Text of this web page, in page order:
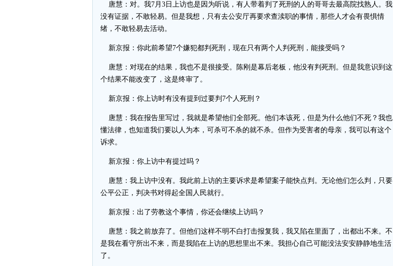
唐慧：对。我7月3日上访也是因为听说，有人带着判了死刑的人的哥哥去最高院找熟人。我
没有证据，不敢轻易。但是我想，只有去公安厅再要求查渎职的事情，那些人才会有畏惧情
绪，不敢轻易去活动。
新京报：你此前希望7个嫌犯都判死刑，现在只有两个人判死刑，能接受吗？
唐慧：对现在的结果，我也不是很接受。陈刚是幕后老板，他没有判死刑。但是我意识到这
个结果不能改变了，这是终审了。
新京报：你上访时有没有提到过要判7个人死刑？
唐慧：我在报告里写过，我就是希望他们全部死。他们本该死，但是为什么他们不死？我也
懂法律，也知道我们要以人为本，可杀可不杀的就不杀。但作为受害者的母亲，我可以有这个
诉求。
新京报：你上访中有提过吗？
唐慧：我上访中没有。我此前上访的主要诉求是希望案子能快点判。无论他们怎么判，只要
公平公正，判决书对得起全国人民就行。
新京报：出了劳教这个事情，你还会继续上访吗？
唐慧：我之前放弃了。但他们这样不明不白打击报复我，我又陷在里面了，出都出不来。不
是我在看守所出不来，而是我陷在上访的思想里出不来。我担心自己可能没法安安静静地生活
了。